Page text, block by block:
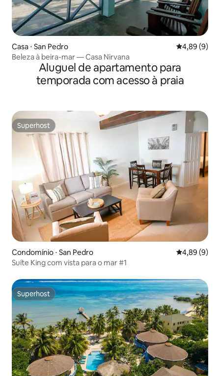
Casa ⋅ San Pedro 4,89 de uma
4,89 (9)
Beleza à beira-mar — Casa Nirvana
Aluguel de apartamento para
temporada com acesso à praia
Superhost
Superhost
Condomínio ⋅ San Pedro 4,89 de uma
4,89 (9)
Suíte King com vista para o mar #1
Superhost
Superhost